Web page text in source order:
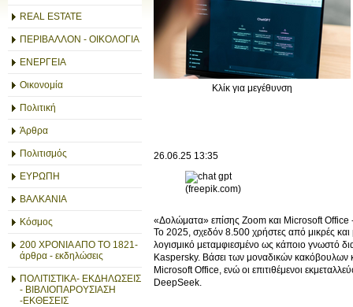
REAL ESTATE
ΠΕΡΙΒΑΛΛΟΝ - ΟΙΚΟΛΟΓΙΑ
ΕΝΕΡΓΕΙΑ
Οικονομία
Πολιτική
Άρθρα
Πολιτισμός
ΕΥΡΩΠΗ
ΒΑΛΚΑΝΙΑ
Κόσμος
200 ΧΡΟΝΙΑ ΑΠΟ ΤΟ 1821-
άρθρα - εκδηλώσεις
ΠΟΛΙΤΙΣΤΙΚΑ- ΕΚΔΗΛΩΣΕΙΣ
- ΒΙΒΛΙΟΠΑΡΟΥΣΙΑΣΗ
-ΕΚΘΕΣΕΙΣ
Κλίκ για μεγέθυνση
26.06.25 13:35
(freepik.com)
«Δολώματα» επίσης Zoom και Microsoft Office -
Το 2025, σχεδόν 8.500 χρήστες από μικρές και
λογισμικό μεταμφιεσμένο ως κάποιο γνωστό
Kaspersky. Βάσει των μοναδικών κακόβουλων
Microsoft Office, ενώ οι επιτιθέμενοι
DeepSeek.